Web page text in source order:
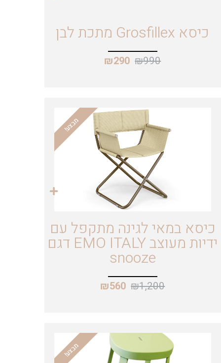
כיסא Grosfillex מתכת לבן
₪990
₪290
מבצע!
כיסא במאי לגינה מתקפל עם
ידיות מעוצב EMO ITALY דגם
snooze
₪1,200
₪560
מבצע!